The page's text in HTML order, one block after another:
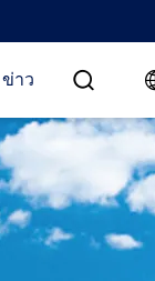
ข่าว